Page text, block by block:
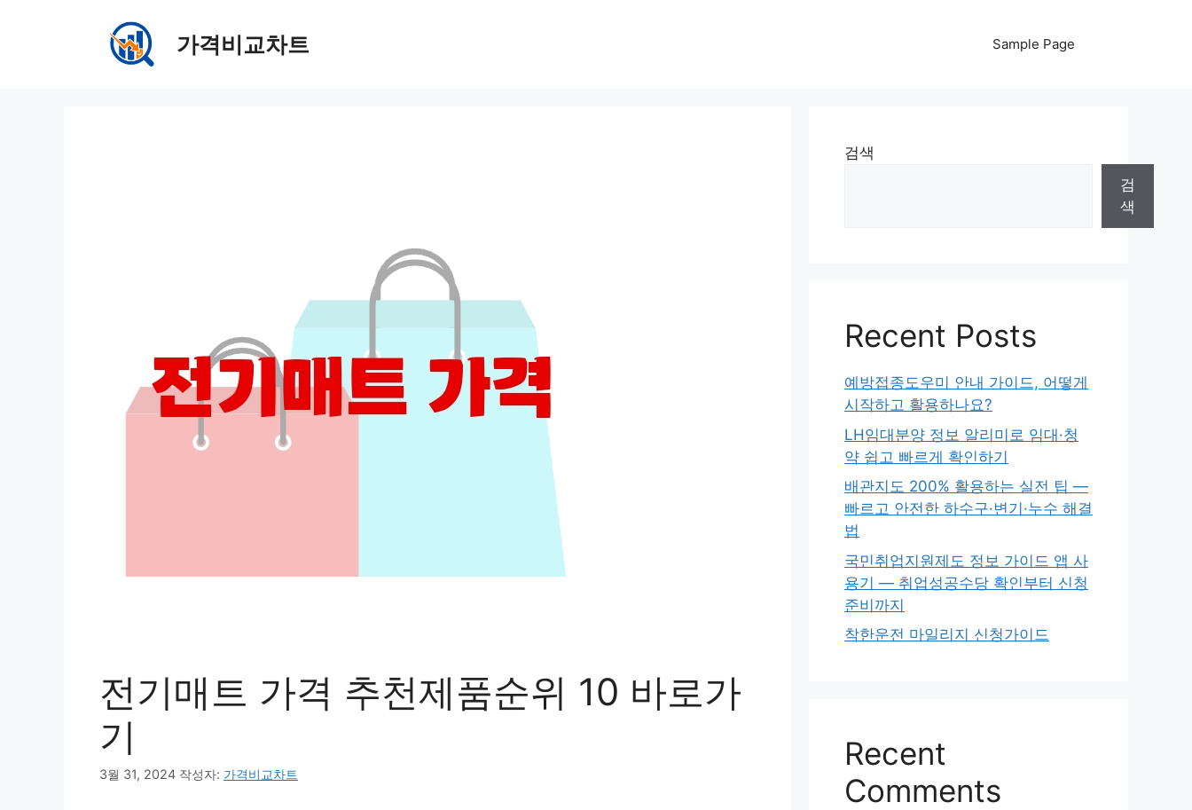
가격비교차트 Sample Page
전기매트 가격 추천제품순위 10 바로가
기
3월 31, 2024 작성자: 가격비교차트
검색
검
색
Recent Posts
예방접종도우미 안내 가이드, 어떻게
시작하고 활용하나요?
LH임대분양 정보 알리미로 임대·청
약 쉽고 빠르게 확인하기
배관지도 200% 활용하는 실전 팁 —
빠르고 안전한 하수구·변기·누수 해결
법
국민취업지원제도 정보 가이드 앱 사
용기 — 취업성공수당 확인부터 신청
준비까지
착한운전 마일리지 신청가이드
Recent
Comments